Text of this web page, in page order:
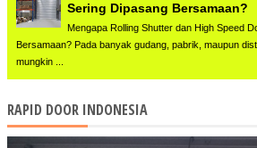
Sering Dipasang Bersamaan?
Mengapa Rolling Shutter dan High Speed
Bersamaan? Pada banyak gudang, pabrik, maupun
mungkin ...
RAPID DOOR INDONESIA